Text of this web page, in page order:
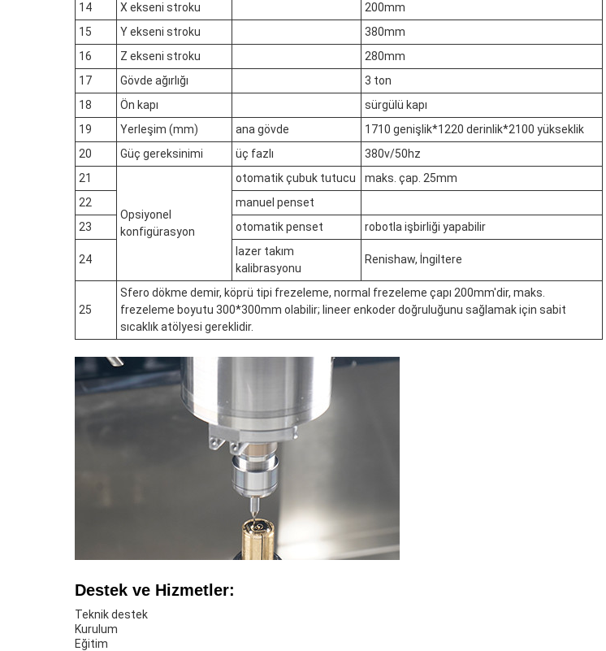
14
X ekseni stroku
200mm
15
Y ekseni stroku
380mm
16
Z ekseni stroku
280mm
17
Gövde ağırlığı
3 ton
18
Ön kapı
sürgülü kapı
19
Yerleşim (mm) ana gövde
1710 genişlik*1220 derinlik*2100 yükseklik
20
Güç gereksinimi üç fazlı
380v/50hz
21
Opsiyonel
konfigürasyon
otomatik çubuk tutucu
maks. çap. 25mm
22
manuel penset
23
otomatik penset robotla işbirliği yapabilir
24
lazer takım
kalibrasyonu
Renishaw, İngiltere
25
Sfero dökme demir, köprü tipi frezeleme, normal frezeleme çapı 200mm'dir, maks.
frezeleme boyutu 300*300mm olabilir; lineer enkoder doğruluğunu sağlamak için sabit
sıcaklık atölyesi gereklidir.
Destek ve Hizmetler:
Teknik destek
Kurulum
Eğitim